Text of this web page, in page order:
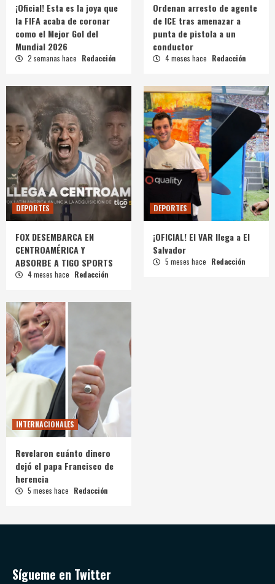
¡Oficial! Esta es la joya que
la FIFA acaba de coronar
como el Mejor Gol del
Mundial 2026
2 semanas hace Redacción
Ordenan arresto de agente
de ICE tras amenazar a
punta de pistola a un
conductor
4 meses hace Redacción
DEPORTES
FOX DESEMBARCA EN
CENTROAMÉRICA Y
ABSORBE A TIGO SPORTS
4 meses hace Redacción
DEPORTES
¡OFICIAL! El VAR llega a El
Salvador
5 meses hace Redacción
INTERNACIONALES
Revelaron cuánto dinero
dejó el papa Francisco de
herencia
5 meses hace Redacción
Sígueme en Twitter